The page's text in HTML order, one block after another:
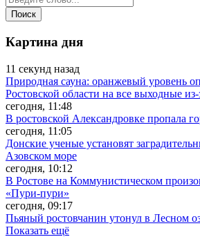
Картина дня
11 секунд назад
Природная сауна: оранжевый уровень
Ростовской области на все выходные
сегодня, 11:48
В ростовской Александровке пропала
сегодня, 11:05
Донские ученые установят
Азовском море
сегодня, 10:12
В Ростове на Коммунистическом
«Пури-пури»
сегодня, 09:17
Пьяный ростовчанин утонул в Лесном
Показать ещё